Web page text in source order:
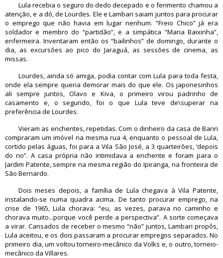
Lula recebia o seguro do dedo decepado e o ferimento chamou a
atenção, e a dó, de Lourdes. Ele e Lambari saiam juntos para procurar
o emprego que não havia em lugar nenhum. “Freio Chico” já era
soldador e membro do “partidão”, e a simpática “Maria Baixinha”,
enfermeira. Inventaram então os “bailinhos” de domingo, durante o
dia, as excursões ao pico do Jaraguá, as sessões de cinema, as
missas.
Lourdes, ainda só amiga, podia contar com Lula para toda festa,
onde ela sempre queria demorar mais do que ele. Os japonesinhos
ali sempre juntos, Olavo e Kiva, o primeiro virou padrinho de
casamento e, o segundo, foi o que Lula teve de\superar na
preferência de Lourdes.
Vieram as enchentes, repetidas. Com o dinheiro da casa de Bariri
compraram um imóvel na mesma rua 4, enquanto o pessoal de Lula,
cortido pelas águas, foi para a Vila São José, a 3 quarteirões, ‘depois
do rio”. A casa própria não intimidava a enchente e foram para o
Jardim Patente, sempre na mesma região do Ipiranga, na fronteira de
São Bernardo.
Dois meses depois, a família de Lula chegava à Vila Patente,
instalando-se numa quadra acima. De tanto procurar emprego, na
crise de 1965, Lula chorava: “eu, as vezes, parava no caminho e
chorava muito...porque você perde a perspectiva”. A sorte começava
a virar. Cansados de receber o mesmo “não” juntos, Lambari propôs,
Lula aceitou, e os dois passaram a procurar empregos separados. No
primeiro dia, um voltou torneiro-mecânico da Volks e, o outro, torneio-
mecânico da Villares.